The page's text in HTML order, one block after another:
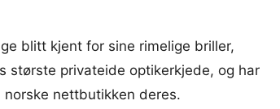
blitt kjent for sine rimelige briller,
største privateide optikerkjede, og har
nettbutikken deres.